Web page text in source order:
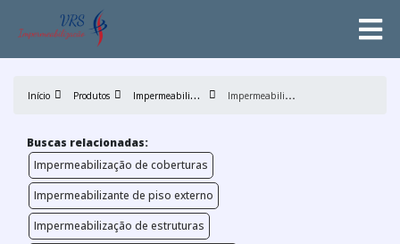
Início Produtos I
mpermeabilização I
mpermeabilizante manta asfáltica
Buscas relacionadas:
Impermeabilização de coberturas
Impermeabilizante de piso externo
Impermeabilização de estruturas